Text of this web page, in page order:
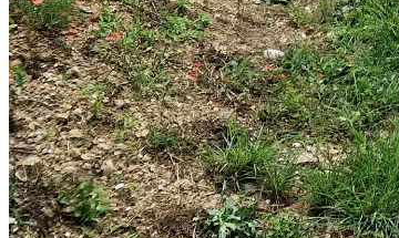
Vallée du Rhône : La
Découvrez les vins uniques de la Vallée du Rhône, de